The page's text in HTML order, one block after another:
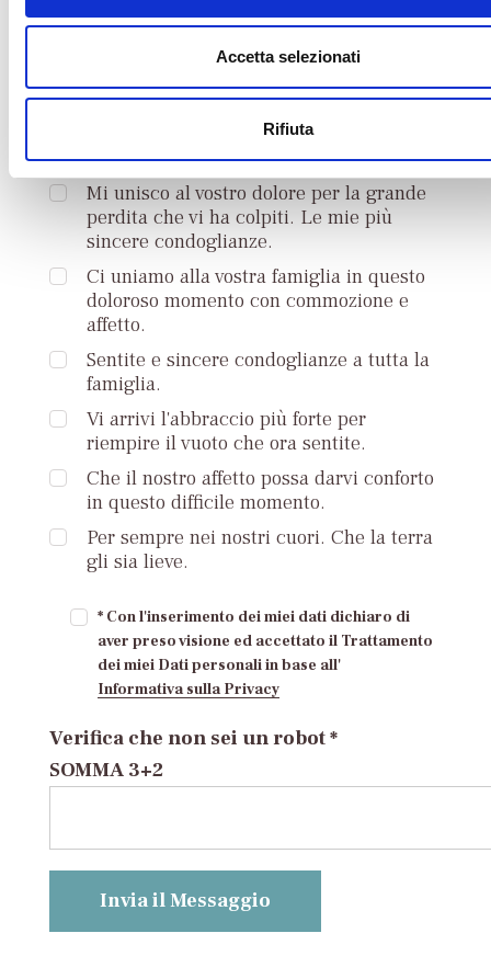
Accetta selezionati
Rifiuta
che ti proponiamo:
Sentite condoglianze per il lutto che ha
dolore, trasmettere la nostra sincera
vicinanza e tutto il nostro affetto.
Mi unisco al vostro dolore per la grande
perdita che vi ha colpiti. Le mie più
sincere condoglianze.
Ci uniamo alla vostra famiglia in questo
doloroso momento con commozione e
affetto.
Sentite e sincere condoglianze a tutta la
famiglia.
Vi arrivi l'abbraccio più forte per
riempire il vuoto che ora sentite.
Che il nostro affetto possa darvi conforto
in questo difficile momento.
Per sempre nei nostri cuori. Che la terra
gli sia lieve.
* Con l'inserimento dei miei dati dichiaro di
aver preso visione ed accettato il Trattamento
dei miei Dati personali in base all'
Informativa sulla Privacy
Verifica che non sei un robot *
SOMMA 3+2